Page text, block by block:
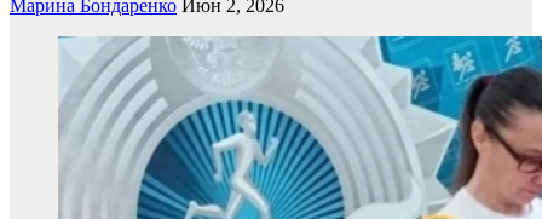
Марина Бондаренко Июн 2, 2026